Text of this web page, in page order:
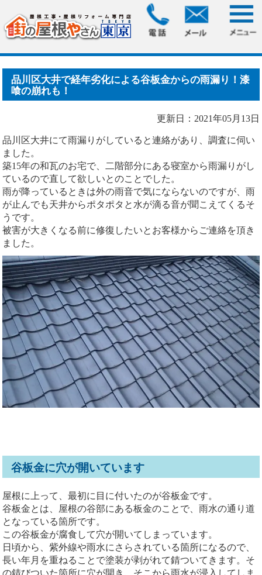
> 品川区大井で経年劣化による谷板金からの
雨漏り！漆喰の崩れも！.....
品川区大井で経年劣化による谷板金からの雨漏り！漆
喰の崩れも！
更新日：2021年05月13日
品川区大井にて雨漏りがしていると連絡があり、調査に伺い
ました。
築15年の和瓦のお宅で、二階部分にある寝室から雨漏りがし
ているので直して欲しいとのことでした。
雨が降っているときは外の雨音で気にならないのですが、雨
が止んでも天井からポタポタと水が滴る音が聞こえてくるそ
うです。
被害が大きくなる前に修復したいとお客様からご連絡を頂き
ました。
谷板金に穴が開いています
屋根に上って、最初に目に付いたのが谷板金です。
谷板金とは、屋根の谷部にある板金のことで、雨水の通り道
となっている箇所です。
この谷板金が腐食して穴が開いてしまっています。
日頃から、紫外線や雨水にさらされている箇所になるので、
長い年月を重ねることで塗装が剥がれて錆ついてきます。そ
の錆びついた箇所に穴が開き、そこから雨水が浸入してしま